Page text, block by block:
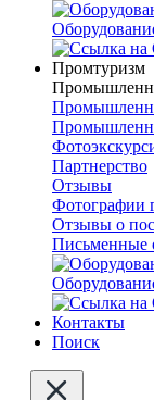
Промтуризм
Партнерство
Отзывы
Фотографии
Отзывы о
Письменные
Контакты
Поиск